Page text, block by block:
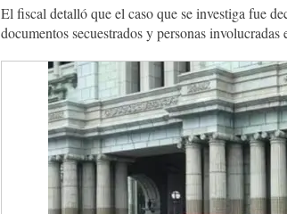
El fiscal detalló que el caso que se investiga fue
documentos secuestrados y personas involucradas